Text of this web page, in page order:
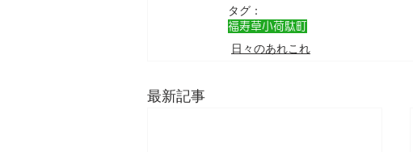
タグ：
福寿草小荷駄町
日々のあれこれ
最新記事